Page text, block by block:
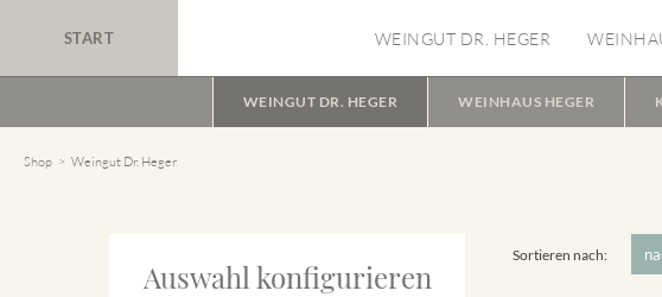
START WEINGUT DR. HEGER
WEINGUT DR. HEGER WEINHAUS HEGER
Shop Weingut Dr. Heger
Auswahl konfigurieren
Sortieren nach: